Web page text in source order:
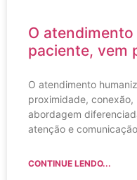
O
paciente, vem
O atendimento
proximidade, conexão,
abordagem
atenção e
CONTINUE LENDO...